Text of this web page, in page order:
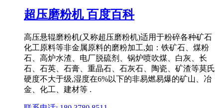
超压磨粉机 百度百科
高压悬辊磨粉机(又称超压磨粉机)适用于粉碎各种矿石
化工原料等非金属原料的磨粉加工,如：铁矿石、煤粉
石、高炉水渣、电厂脱硫剂、锅炉喷吹煤、白灰、长
石、石英、石膏、重晶石、石灰石、陶瓷、矿渣等莫氏
硬度不大于级,湿度在6%以下的非易燃易爆的矿山、冶
金、化工、建材等 .